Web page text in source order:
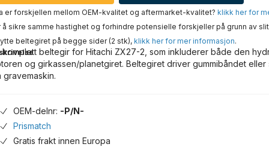
er forskjellen mellom OEM-kvalitet og aftermarket-kvalitet? klikk her for
å sikre samme hastighet og forhindre potensielle forskjeller på grunn av
beltegiret på begge sider (2 stk),klikk her for mer informasjon.
komplett beltegir for Hitachi ZX27-2, som inkluderer både den
og girkassen/planetgiret. Beltegiret driver gummibåndet eller
gravemaskin.
OEM-delnr: -P/N-
Prismatch
Gratis frakt innen Europa